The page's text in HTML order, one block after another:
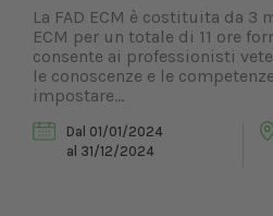
La FAD ECM è costituita da
ECM per un totale di 11 ore
consente ai professionisti
le conoscenze e le
impostare...
Dal 01/01/2024
al 31/12/2024